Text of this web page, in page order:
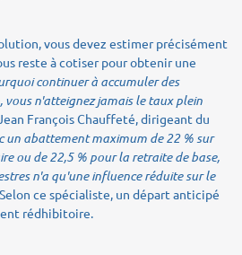
vous devez estimer précisément
reste à cotiser pour obtenir une
continuer à accumuler des
vous n'atteignez jamais le taux plein
François Chauffeté, dirigeant du
un abattement maximum de 22 % sur
ou de 22,5 % pour la retraite de base,
n'a qu'une influence réduite sur le
ce spécialiste, un départ anticipé
rédhibitoire.